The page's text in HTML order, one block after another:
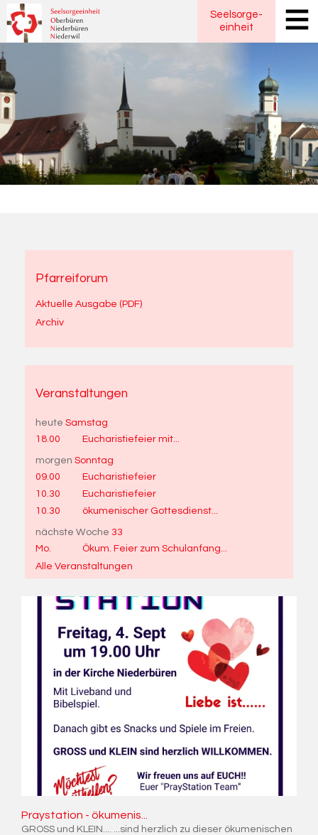
Seelsorge-
einheit
Pfarreiforum
Aktuelle Ausgabe (PDF)
Archiv
Veranstaltungen
heute Samstag
18.00
Eucharistiefeier mit...
morgen Sonntag
09.00
Eucharistiefeier
10.30
Eucharistiefeier
10.30
ökumenischer Gottesdienst...
nächste Woche 33
Mo.
Ökum. Feier zum Schulanfang...
Alle Veranstaltungen
Pray­sta­ti­on - öku­me­nis...
GROSS und KLEIN.... ...sind herzlich zu dieser ökumenischen